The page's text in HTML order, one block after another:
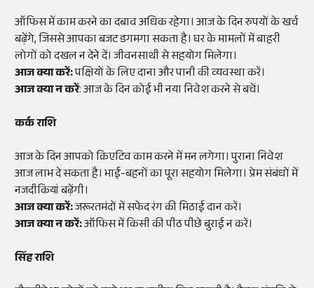
ऑफिस में काम करने का दबाव अधिक रहेगा। आज के दिन रुपयों के खर्च
बढ़ेंगे, जिससे आपका बजट डगमगा सकता है। घर के मामलों में बाहरी
लोगों को दखल न देने दें। जीवनसाथी से सहयोग मिलेगा।
आज क्या करें:पक्षियों के लिए दाना और पानी की व्यवस्था करें।
आज क्या न करें: आज के दिन कोई भी नया निवेश करने से बचें।
कर्क राशि
आज के दिन आपको क्रिएटिव काम करने में मन लगेगा। पुराना निवेश
आज लाभ दे सकता है। भाई-बहनों का पूरा सहयोग मिलेगा। प्रेम संबंधों में
नजदीकियां बढ़ेंगी।
आज क्या करें:जरूरतमंदों में सफेद रंग की मिठाई दान करें।
आज क्या न करें:ऑफिस में किसी की पीठ पीछे बुराई न करें।
सिंह राशि